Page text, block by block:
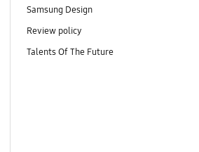
Samsung Design
Review policy
Talents Of The Future